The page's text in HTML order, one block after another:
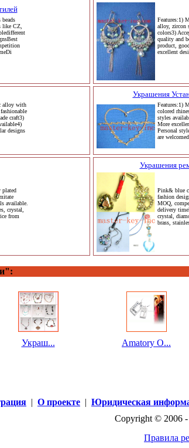
like CZ,
Features:1)
alloy, zircon
colors3)
quality and
product,
excellent
alloy with
craft3)
designs
Украшения
Features:1)
colored
styles
More
Personal
are
plated
available.
crystal,
from
Украшения
Pink& blue
fashion
MOQ,
delivery
crystal,
brass,
Украш... Amatory О...
| О проекте | Юридическая
Copyright © 2006 -
Правила